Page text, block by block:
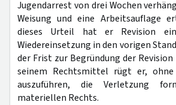
Jugendarrest von drei Wochen
Weisung und eine Arbeitsauflage
dieses Urteil hat er Revision
Wiedereinsetzung in den vorigen
der Frist zur Begründung der
seinem Rechtsmittel rügt er,
auszuführen, die Verletzung
materiellen Rechts.